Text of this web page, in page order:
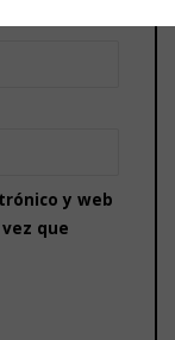
y web
que